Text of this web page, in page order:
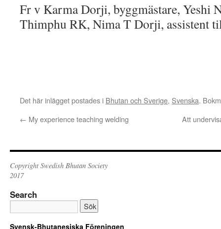
Fr v Karma Dorji, byggmästare, Yeshi
Thimphu RK, Nima T Dorji, assistent
Det här inlägget postades i Bhutan och Sverige, Svenska.
← My experience teaching welding Att
Copyright Swedish Bhutan Society
2017
Search
Svensk-Bhutanesiska Föreningen